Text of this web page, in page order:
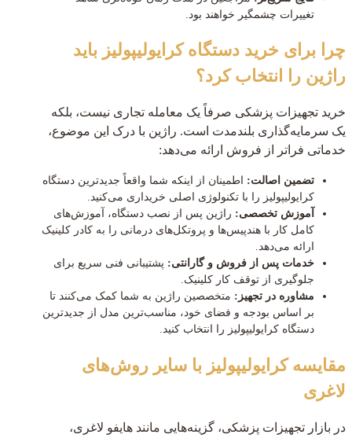
تغییرات چشمگیر خواهند بود.
چرا برای خرید دستگاه کرایولیپولیز باید
راژین را انتخاب کرد؟
خرید تجهیزات پزشکی صرفاً یک معامله تجاری نیست، بلکه
یک سرمایه‌گذاری بلندمدت است. راژین با درک این موضوع،
خدماتی فراتر از فروش ارائه می‌دهد:
تضمین اصالت: اطمینان از اینکه شما واقعاً جدیدترین دستگاه
کرایولیپولیز را با تکنولوژی اصلی خریداری می‌کنید.
آموزش تخصصی: راژین پس از نصب دستگاه، آموزش‌های
کامل کار با هندپیس‌ها و پروتکل‌های درمانی را به کادر کلینیک
ارائه می‌دهد.
خدمات پس از فروش و گارانتی: پشتیبانی فنی سریع برای
جلوگیری از توقف کار کلینیک.
مشاوره در تجهیز: متخصصین راژین به شما کمک می‌کنند تا
بر اساس بودجه و فضای خود، مناسب‌ترین مدل از جدیدترین
دستگاه کرایولیپولیز را انتخاب کنید.
مقایسه کرایولیپولیز با سایر روش‌های
لاغری
در بازار تجهیزات پزشکی، گزینه‌هایی مانند هایفو لاغری،